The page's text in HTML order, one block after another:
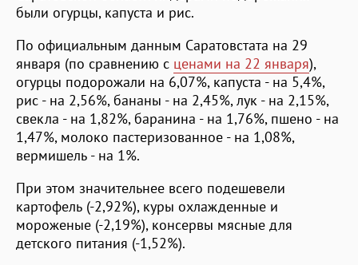
были огурцы, капуста и рис.
По официальным данным Саратовстата на 29
января (по сравнению с ценами на 22 января),
огурцы подорожали на 6,07%, капуста - на 5,4%,
рис - на 2,56%, бананы - на 2,45%, лук - на 2,15%,
свекла - на 1,82%, баранина - на 1,76%, пшено - на
1,47%, молоко пастеризованное - на 1,08%,
вермишель - на 1%.
При этом значительнее всего подешевели
картофель (-2,92%), куры охлажденные и
мороженые (-2,19%), консервы мясные для
детского питания (-1,52%).